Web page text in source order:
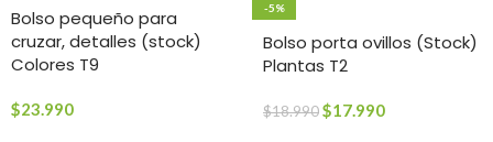
Bolso pequeño para
cruzar, detalles (stock)
Colores T9
$23.990
-5%
Bolso porta ovillos (Stock)
Plantas T2
$18.990$17.990